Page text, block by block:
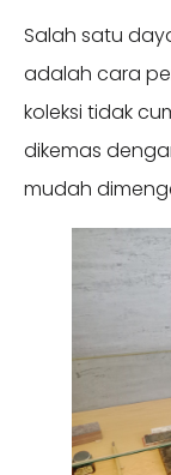
Salah satu
adalah cara
koleksi tidak
dikemas
mudah